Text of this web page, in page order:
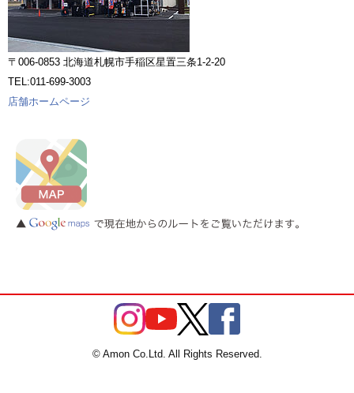
〒006-0853 北海道札幌市手稲区星置三条1-2-20
TEL:011-699-3003
店舗ホームページ
© Amon Co.Ltd. All Rights Reserved.